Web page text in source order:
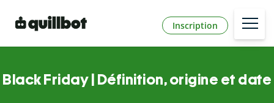
Inscription
Black Friday | Définition, origine et date